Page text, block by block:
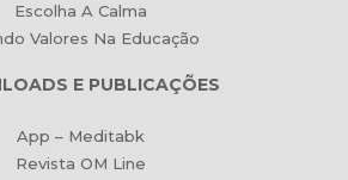
Escolha A Calma
Valores Na Educação
E PUBLICAÇÕES
App – Meditabk
Revista OM Line